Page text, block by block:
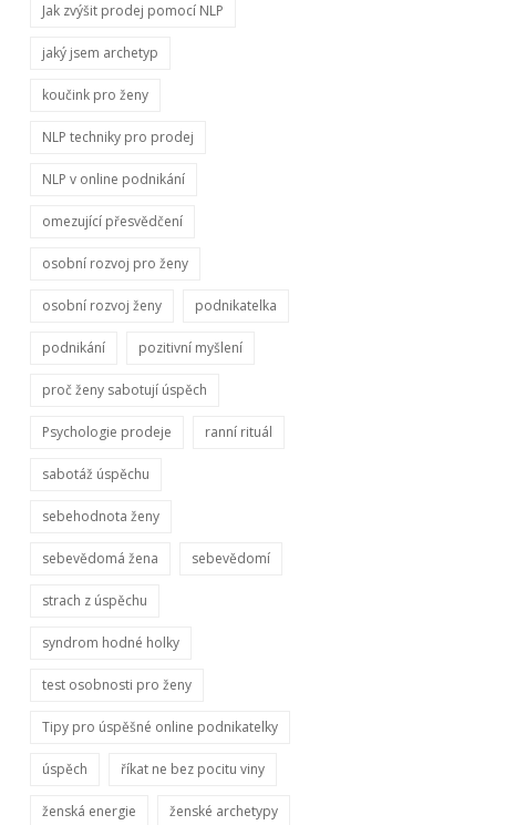
Jak zvýšit prodej pomocí NLP
jaký jsem archetyp
koučink pro ženy
NLP techniky pro prodej
NLP v online podnikání
omezující přesvědčení
osobní rozvoj pro ženy
osobní rozvoj ženy podnikatelka
podnikání pozitivní myšlení
proč ženy sabotují úspěch
Psychologie prodeje ranní rituál
sabotáž úspěchu
sebehodnota ženy
sebevědomá žena sebevědomí
strach z úspěchu
syndrom hodné holky
test osobnosti pro ženy
Tipy pro úspěšné online podnikatelky
úspěch říkat ne bez pocitu viny
ženská energie ženské archetypy